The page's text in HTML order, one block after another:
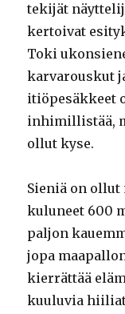
tekijät
kertoivat
Toki
karvarouskut
itiöpesäkkeet
inhimillistää,
ollut kyse.
Sieniä on
kuluneet 600
paljon
jopa
kierrättää
kuuluvia